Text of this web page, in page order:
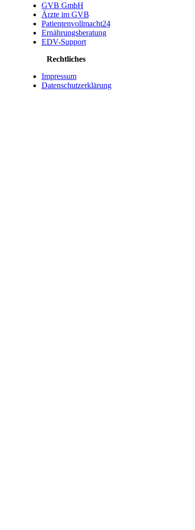
GVB GmbH
Ärzte im GVB
Patientenvollmacht24
Ernährungsberatung
EDV-Support
Rechtliches
Impressum
Datenschutzerklärung